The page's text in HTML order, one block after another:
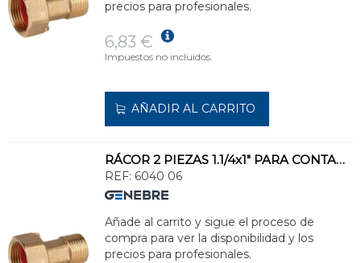
precios para profesionales.
6,83 €
Impuestos no incluidos.
AÑADIR AL CARRITO
RÁCOR 2 PIEZAS 1.1/4x1" PARA CONTADOR
REF: 6040 06
Añade al carrito y sigue el proceso de
compra para ver la disponibilidad y los
precios para profesionales.